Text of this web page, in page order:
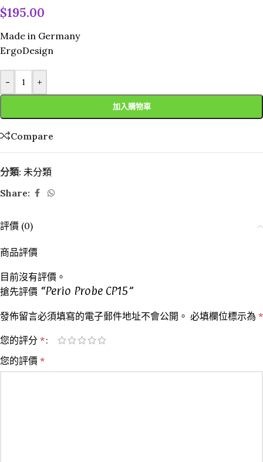
$195.00
Made in Germany
ErgoDesign
- +
加入購物車
Compare
分類: 未分類
Share:
評價 (0)
商品評價
目前沒有評價。
搶先評價 “Perio Probe CP15”
發佈留言必須填寫的電子郵件地址不會公開。 必填欄位標示為 *
您的評分 *
您的評價 *